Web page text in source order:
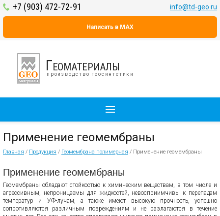
+7 (903) 472-72-91 info@td-geo.ru
Написать в MAX
Геоматериалы
производство геосинтетики
Применение геомембраны
Главная / Продукция / Геомембрана полимерная / Применение геомембраны
Применение геомембраны
Геомембраны обладают стойкостью к химическим веществам, в том числе и
агрессивным, непроницаемы для жидкостей, невосприимчивы к перепадам
температур и УФ-лучам, а также имеют высокую прочность, успешно
сопротивляются различным повреждениям и не разлагаются в течение